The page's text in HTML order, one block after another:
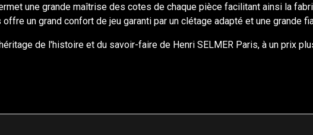
une grande maîtrise des cotes de chaque pièce facilitant ainsi la
un grand confort de jeu garanti par un clétage adapté et une grande
de l'histoire et du savoir-faire de Henri SELMER Paris, à un prix